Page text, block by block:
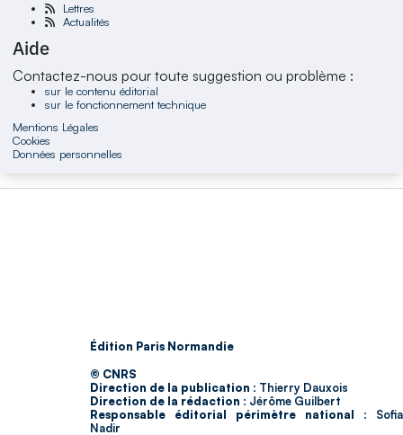
Lettres
Actualités
Aide
Contactez-nous pour toute suggestion ou problème :
sur le contenu éditorial
sur le fonctionnement technique
Mentions Légales
Cookies
Données personnelles
Édition Paris Normandie
© CNRS
Direction de la publication : Thierry Dauxois
Direction de la rédaction : Jérôme Guilbert
Responsable éditorial périmètre national : Sofia
Nadir